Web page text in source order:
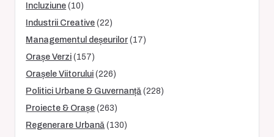
Incluziune (10)
Industrii Creative (22)
Managementul deșeurilor (17)
Orașe Verzi (157)
Orașele Viitorului (226)
Politici Urbane & Guvernanță (228)
Proiecte & Orașe (263)
Regenerare Urbană (130)